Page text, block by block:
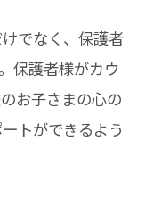
でなく、保護者
保護者様がカウ
お子さまの心の
トができるよう